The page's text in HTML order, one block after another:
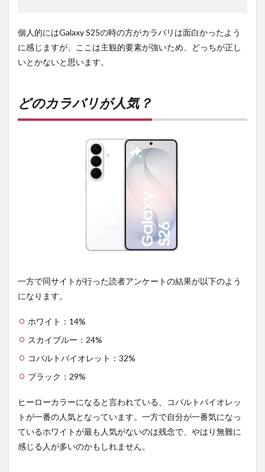
個人的にはGalaxy S25の時の方がカラバリは面白かったよう
に感じますが、ここは主観的要素が強いため、どっちが正し
いとかないと思います。
どのカラバリが人気？
一方で同サイトが行った読者アンケートの結果が以下のよう
になります。
ホワイト：14%
スカイブルー：24%
コバルトバイオレット：32%
ブラック：29%
ヒーローカラーになると言われている、コバルトバイオレッ
トが一番の人気となっています。一方で自分が一番気になっ
ているホワイトが最も人気がないのは残念で、やはり無難に
感じる人が多いのかもしれません。